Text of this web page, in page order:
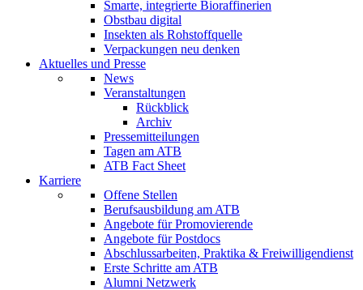
Smarte, integrierte Bioraffinerien
Obstbau digital
Insekten als Rohstoffquelle
Verpackungen neu denken
Aktuelles und Presse
News
Veranstaltungen
Rückblick
Archiv
Pressemitteilungen
Tagen am ATB
ATB Fact Sheet
Karriere
Offene Stellen
Berufsausbildung am ATB
Angebote für Promovierende
Angebote für Postdocs
Abschlussarbeiten, Praktika & Freiwilligendienst
Erste Schritte am ATB
Alumni Netzwerk